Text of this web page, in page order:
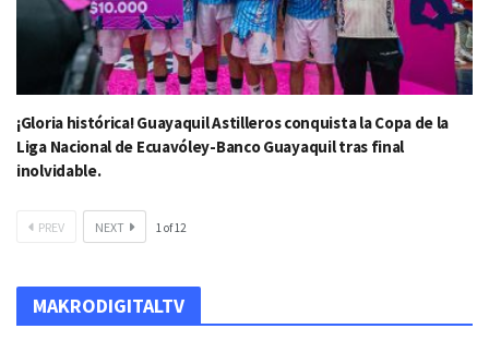
¡Gloria histórica! Guayaquil Astilleros conquista la Copa de la
Liga Nacional de Ecuavóley-Banco Guayaquil tras final
inolvidable.
PREV NEXT 1of12
MAKRODIGITALTV